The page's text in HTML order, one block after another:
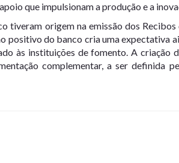
que impulsionam a produção e a
tiveram origem na emissão dos
positivo do banco cria uma expectativa
às instituições de fomento. A criação
complementar, a ser definida